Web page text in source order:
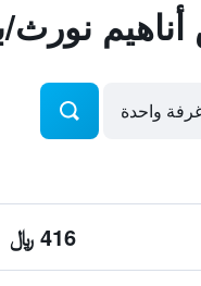
نورث/
416 ﷼